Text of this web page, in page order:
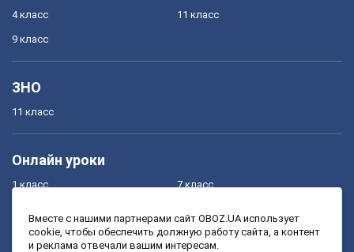
4 класс
9 класс
11 класс
ЗНО
11 класс
Онлайн уроки
1 класс
3 класс
7 класс
9 класс
Вместе с нашими партнерами сайт OBOZ.UA использует
cookie, чтобы обеспечить должную работу сайта, а контент
и реклама отвечали вашим интересам.